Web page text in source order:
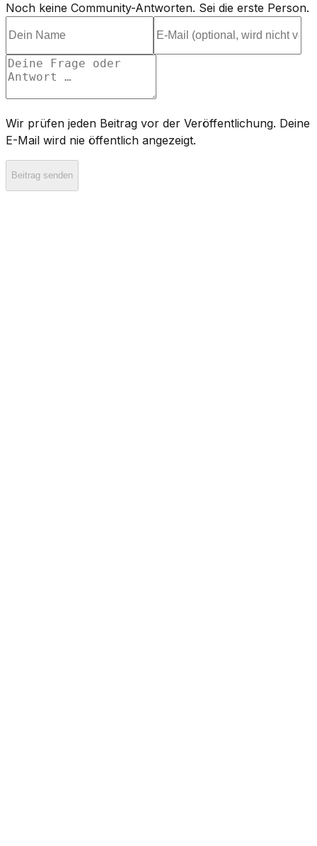
Noch keine Community-Antworten. Sei die erste Person.
Wir prüfen jeden Beitrag vor der Veröffentlichung. Deine
E-Mail wird nie öffentlich angezeigt.
Beitrag senden